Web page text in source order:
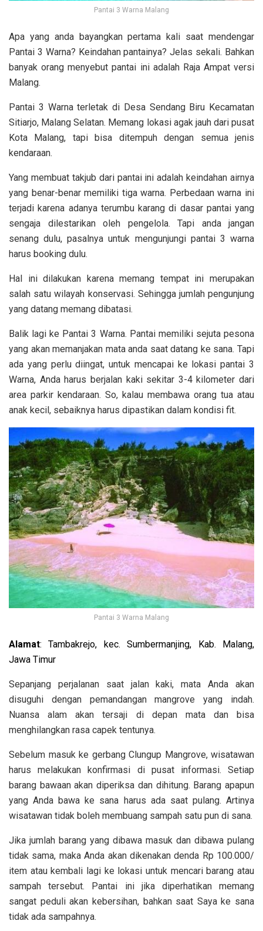
Pantai 3 Warna Malang
Apa yang anda bayangkan pertama kali saat mendengar
Pantai 3 Warna? Keindahan pantainya? Jelas sekali. Bahkan
banyak orang menyebut pantai ini adalah Raja Ampat versi
Malang.
Pantai 3 Warna terletak di Desa Sendang Biru Kecamatan
Sitiarjo, Malang Selatan. Memang lokasi agak jauh dari pusat
Kota Malang, tapi bisa ditempuh dengan semua jenis
kendaraan.
Yang membuat takjub dari pantai ini adalah keindahan airnya
yang benar-benar memiliki tiga warna. Perbedaan warna ini
terjadi karena adanya terumbu karang di dasar pantai yang
sengaja dilestarikan oleh pengelola. Tapi anda jangan
senang dulu, pasalnya untuk mengunjungi pantai 3 warna
harus booking dulu.
Hal ini dilakukan karena memang tempat ini merupakan
salah satu wilayah konservasi. Sehingga jumlah pengunjung
yang datang memang dibatasi.
Balik lagi ke Pantai 3 Warna. Pantai memiliki sejuta pesona
yang akan memanjakan mata anda saat datang ke sana. Tapi
ada yang perlu diingat, untuk mencapai ke lokasi pantai 3
Warna, Anda harus berjalan kaki sekitar 3-4 kilometer dari
area parkir kendaraan. So, kalau membawa orang tua atau
anak kecil, sebaiknya harus dipastikan dalam kondisi fit.
Pantai 3 Warna Malang
Alamat: Tambakrejo, kec. Sumbermanjing, Kab. Malang,
Jawa Timur
Sepanjang perjalanan saat jalan kaki, mata Anda akan
disuguhi dengan pemandangan mangrove yang indah.
Nuansa alam akan tersaji di depan mata dan bisa
menghilangkan rasa capek tentunya.
Sebelum masuk ke gerbang Clungup Mangrove, wisatawan
harus melakukan konfirmasi di pusat informasi. Setiap
barang bawaan akan diperiksa dan dihitung. Barang apapun
yang Anda bawa ke sana harus ada saat pulang. Artinya
wisatawan tidak boleh membuang sampah satu pun di sana.
Jika jumlah barang yang dibawa masuk dan dibawa pulang
tidak sama, maka Anda akan dikenakan denda Rp 100.000/
item atau kembali lagi ke lokasi untuk mencari barang atau
sampah tersebut. Pantai ini jika diperhatikan memang
sangat peduli akan kebersihan, bahkan saat Saya ke sana
tidak ada sampahnya.